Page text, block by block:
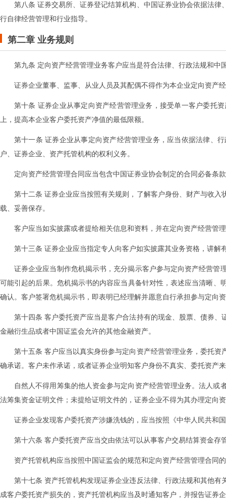
第八条 证券交易所、证券登记结算机构、中国证券业协会依据法
行自律经营管理和行业指导。
第二章 业务规则
第九条 定向资产经营管理业务客户应当是符合法律、行政法规和
证券企业董事、监事、从业人员及其配偶不得作为本企业定向资产
第十条 证券企业从事定向资产经营管理业务，接受单一客户委托
上，提高本企业客户委托资产净值的最低限额。
第十一条 证券企业从事定向资产经营管理业务，应当依据法律、
户、证券企业、资产托管机构的权利义务。
定向资产经营管理合同应当包含中国证券业协会制定的合同必备条
第十二条 证券企业应当按照有关规则，了解客户身份、财产与收
载、妥善保存。
客户应当如实披露或者提给相关信息和资料，并在定向资产经营管
第十三条 证券企业应当指定专人向客户如实披露其业务资格，讲解
证券企业应当制作危机揭示书，充分揭示客户参与定向资产经营
可能引起的后果。危机揭示书的内容应当具备针对性，表述应当清晰
确认。客户签署危机揭示书，即表明已经理解并愿意自行承担参与定向
第十四条 客户委托资产应当是客户合法持有的现金、股票、债券
金融衍生品或者中国证监会允许的其他金融资产。
第十五条 客户应当以真实身份参与定向资产经营管理业务，委托
确承诺。客户未作承诺，或者证券企业明知客户身份不真实、委托资产
自然人不得用筹集的他人资金参与定向资产经营管理业务。法人
法筹集资金证明文件；未提给证明文件的，证券企业不得为其办理定向
证券企业发现客户委托资产涉嫌洗钱的，应当按照《中华人民共和
第十六条 客户委托资产应当交由依法可以从事客户交易结算资金
资产托管机构应当按照中国证监会的规范和定向资产经营管理合同
第十七条 资产托管机构发现证券企业违反法律、行政法规和其他
成客户委托资产损失的，资产托管机构应当及时通知客户，并报告证券